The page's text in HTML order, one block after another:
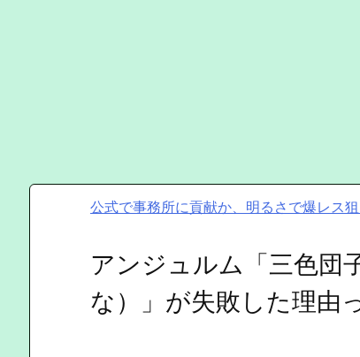
公式で事務所に貢献か、明るさで爆レス
アンジュルム「三色団
な）」が失敗した理由